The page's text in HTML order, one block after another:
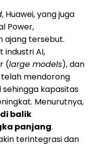
, Huawei, yang juga
Power,
ajang tersebut.
industri AI,
(large models), dan
mendorong
kapasitas
Menurutnya,
balik
panjang.
terintegrasi dan